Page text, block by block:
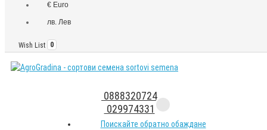
€ Euro
лв. Лев
Wish List 0
0888320724
029974331
Поискайте обратно обаждане